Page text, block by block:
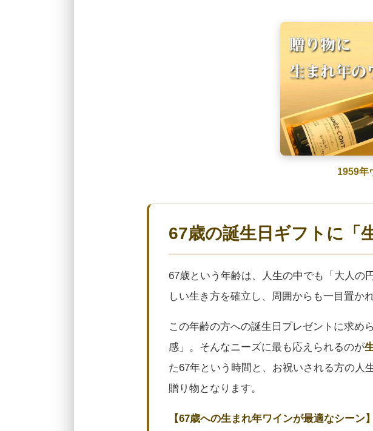
1959年
67歳の誕生日ギフトに「
67歳という年齢は、人生の中でも「大人の
しい生き方を確立し、周囲からも一目置か
この年齢の方への誕生日プレゼントに求め
感」。そんなニーズに最も応えられるのが
た67年という時間と、お祝いされる方の人
贈り物となります。
【67歳への生まれ年ワインが最適なシーン】